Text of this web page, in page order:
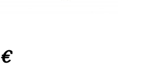
€